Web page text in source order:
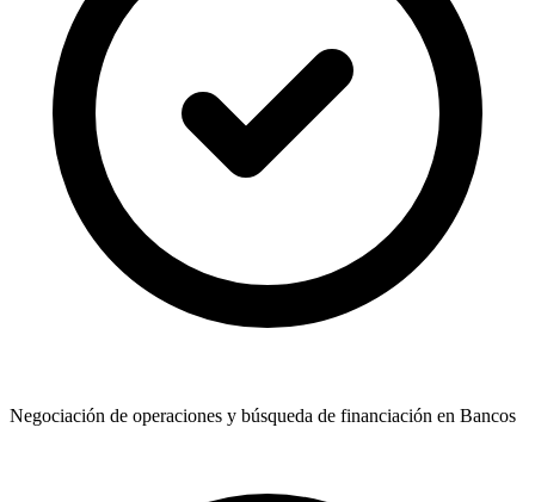
Negociación de operaciones y búsqueda de financiación en Bancos